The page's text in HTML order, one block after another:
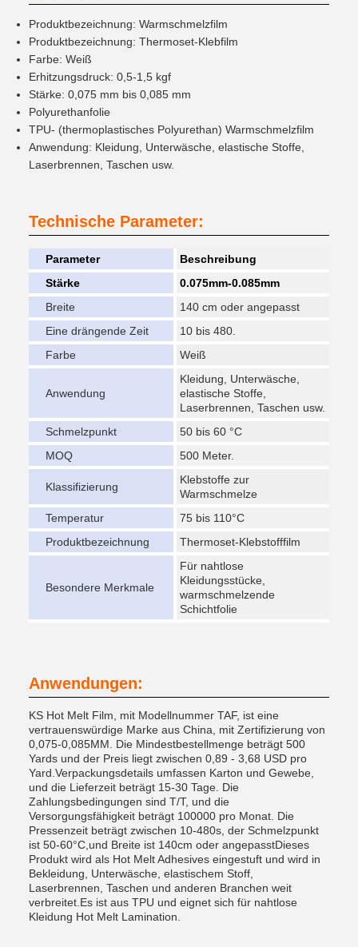
Produktbezeichnung: Warmschmelzfilm
Produktbezeichnung: Thermoset-Klebfilm
Farbe: Weiß
Erhitzungsdruck: 0,5-1,5 kgf
Stärke: 0,075 mm bis 0,085 mm
Polyurethanfolie
TPU- (thermoplastisches Polyurethan) Warmschmelzfilm
Anwendung: Kleidung, Unterwäsche, elastische Stoffe,
Laserbrennen, Taschen usw.
Technische Parameter:
Parameter
Beschreibung
Stärke
0.075mm-0.085mm
Breite
140 cm oder angepasst
Eine drängende Zeit
10 bis 480.
Farbe
Weiß
Anwendung
Kleidung, Unterwäsche,
elastische Stoffe,
Laserbrennen, Taschen usw.
Schmelzpunkt
50 bis 60 °C
MOQ
500 Meter.
Klassifizierung
Klebstoffe zur
Warmschmelze
Temperatur
75 bis 110°C
Produktbezeichnung
Thermoset-Klebstofffilm
Besondere Merkmale
Für nahtlose
Kleidungsstücke,
warmschmelzende
Schichtfolie
Anwendungen:
KS Hot Melt Film, mit Modellnummer TAF, ist eine
vertrauenswürdige Marke aus China, mit Zertifizierung von
0,075-0,085MM. Die Mindestbestellmenge beträgt 500
Yards und der Preis liegt zwischen 0,89 - 3,68 USD pro
Yard.Verpackungsdetails umfassen Karton und Gewebe,
und die Lieferzeit beträgt 15-30 Tage. Die
Zahlungsbedingungen sind T/T, und die
Versorgungsfähigkeit beträgt 100000 pro Monat. Die
Pressenzeit beträgt zwischen 10-480s, der Schmelzpunkt
ist 50-60°C,und Breite ist 140cm oder angepasstDieses
Produkt wird als Hot Melt Adhesives eingestuft und wird in
Bekleidung, Unterwäsche, elastischem Stoff,
Laserbrennen, Taschen und anderen Branchen weit
verbreitet.Es ist aus TPU und eignet sich für nahtlose
Kleidung Hot Melt Lamination.